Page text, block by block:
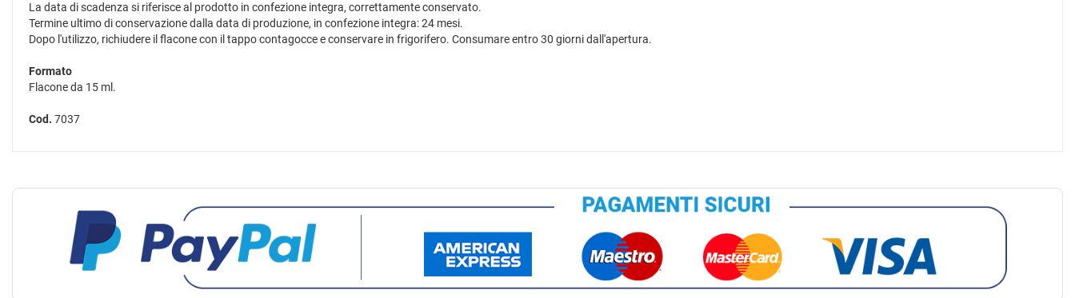
La data di scadenza si riferisce al prodotto in confezione integra, correttamente conservato.
Termine ultimo di conservazione dalla data di produzione, in confezione integra: 24 mesi.
Dopo l'utilizzo, richiudere il flacone con il tappo contagocce e conservare in frigorifero. Consumare entro 30 giorni dall'apertura.
Formato
Flacone da 15 ml.
Cod. 7037